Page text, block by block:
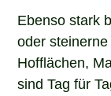
Ebenso stark
oder
Hofflächen,
sind Tag für